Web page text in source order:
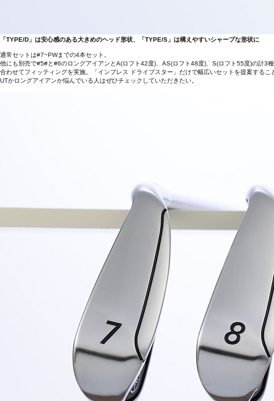
「TYPE/D」は安心感のある大きめのヘッド形状、「TYPE/S」は構えやすいシャープな形状に
通常セットは#7~PWまでの4本セット。
他にも別売で#5#と#6のロングアイアンとA(ロフト42度)、AS(ロフト48度)、S(ロフト55度)の計3
合わせてフィッティングを実施。「インプレス ドライブスター」だけで幅広いセットを提案するこ
UTかロングアイアンか悩んでいる人はぜひチェックしていただきたい。